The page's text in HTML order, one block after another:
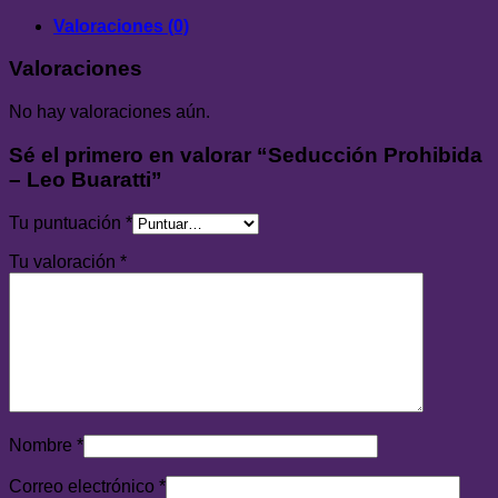
Valoraciones (0)
Valoraciones
No hay valoraciones aún.
Sé el primero en valorar “Seducción Prohibida
– Leo Buaratti”
Tu puntuación *
Tu valoración *
Nombre *
Correo electrónico *